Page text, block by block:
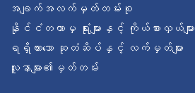
အချက်အလက်မှတ်တမ်းစု
နိုင်ငံတကာမှ ရုံးများနှင့် ကိုယ်စားလှယ်များ
ရရှိထားသော ဆုတံဆိပ်နှင့် လက်မှတ်များ
လူနာများ၏မှတ်တမ်း